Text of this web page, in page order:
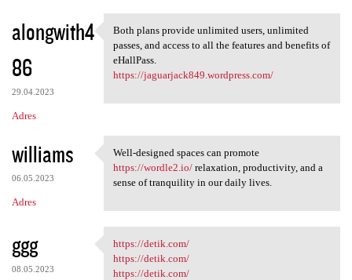
alongwith4
86
29.04.2023
Adres
Both plans provide unlimited
Both plans provide unlimited users, unlimited
passes, and access to all the features and benefits of
eHallPass.
https://jaguarjack849.wordpress.com/
williams
06.05.2023
Adres
Well-designed spaces can
Well-designed spaces can promote
https://wordle2.io/relaxation, productivity, and a
sense of tranquility in our daily lives.
ggg
08.05.2023
https://detik.com/
https://detik.com/
https://detik.com/
https://detik.com/